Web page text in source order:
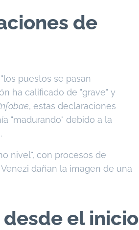
de
puestos se pasan
ha calificado de "grave" y
, estas declaraciones
"madurando" debido a la
nivel", con procesos de
dañan la imagen de una
el inicio